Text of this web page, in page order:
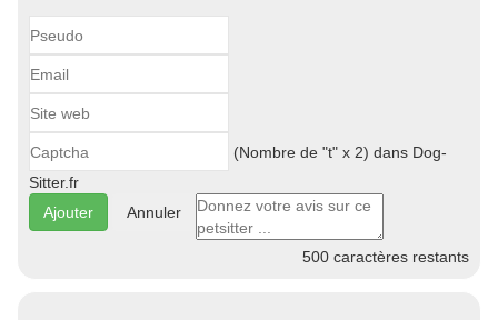
(Nombre de "t" x 2) dans Dog-
Sitter.fr
Annuler
500 caractères restants